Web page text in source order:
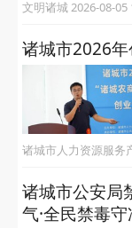
文明诸城 2026-
诸城市2026
诸城市公安局
气·全民禁毒